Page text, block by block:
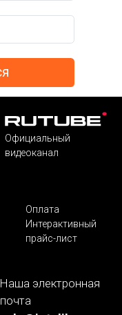
Официальный
видеоканал
Оплата
Интерактивный
прайс-лист
Наша электронная
почта